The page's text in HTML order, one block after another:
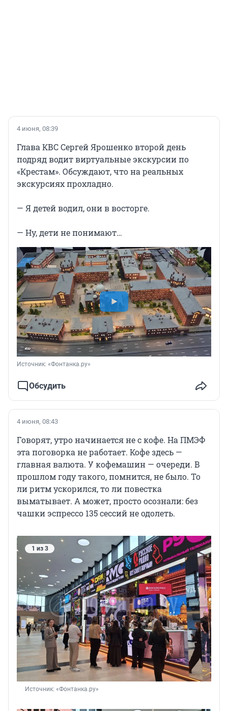
4 июня, 08:39
Глава КВС Сергей Ярошенко второй день
подряд водит виртуальные экскурсии по
«Крестам». Обсуждают, что на реальных
экскурсиях прохладно.
— Я детей водил, они в восторге.
— Ну, дети не понимают…
Источник: «Фонтанка.ру»
Обсудить
4 июня, 08:43
Говорят, утро начинается не с кофе. На ПМЭФ
эта поговорка не работает. Кофе здесь —
главная валюта. У кофемашин — очереди. В
прошлом году такого, помнится, не было. То
ли ритм ускорился, то ли повестка
выматывает. А может, просто осознали: без
чашки эспрессо 135 сессий не одолеть.
1 из 3
Источник: «Фонтанка.ру»